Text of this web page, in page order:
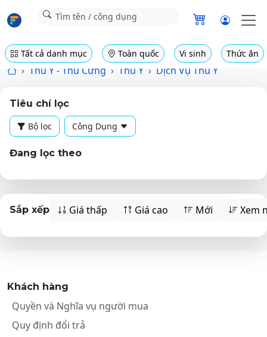
Tất cả danh mục Toàn quốc Vi sinh Thức ăn
Thú Y - Thú Cưng Thú Y Dịch Vụ Thú Y
Tiêu chí lọc
Bộ lọc
Công Dụng
Đang lọc theo
Sắp xếp Giá thấp Giá cao Mới Xem
Khách hàng
Quyền và Nghĩa vụ người mua
Quy định đổi trả